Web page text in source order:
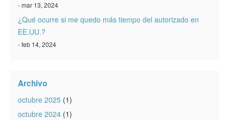
- mar 13, 2024
¿Qué ocurre si me quedo más tiempo del autorizado en
EE.UU.?
- feb 14, 2024
Archivo
octubre 2025 (1)
octubre 2024 (1)